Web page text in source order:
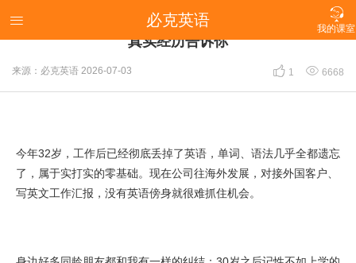

我的课室
 必克英语
英语基础几乎为零，30岁开始学还来得及吗？我的
真实经历告诉你
来源：必克英语 2026-07-03  1  6668
今年32岁，工作后已经彻底丢掉了英语，单词、语法几乎全都遗忘
了，属于实打实的零基础。现在公司往海外发展，对接外国客户、
写英文工作汇报，没有英语傍身就很难抓住机会。